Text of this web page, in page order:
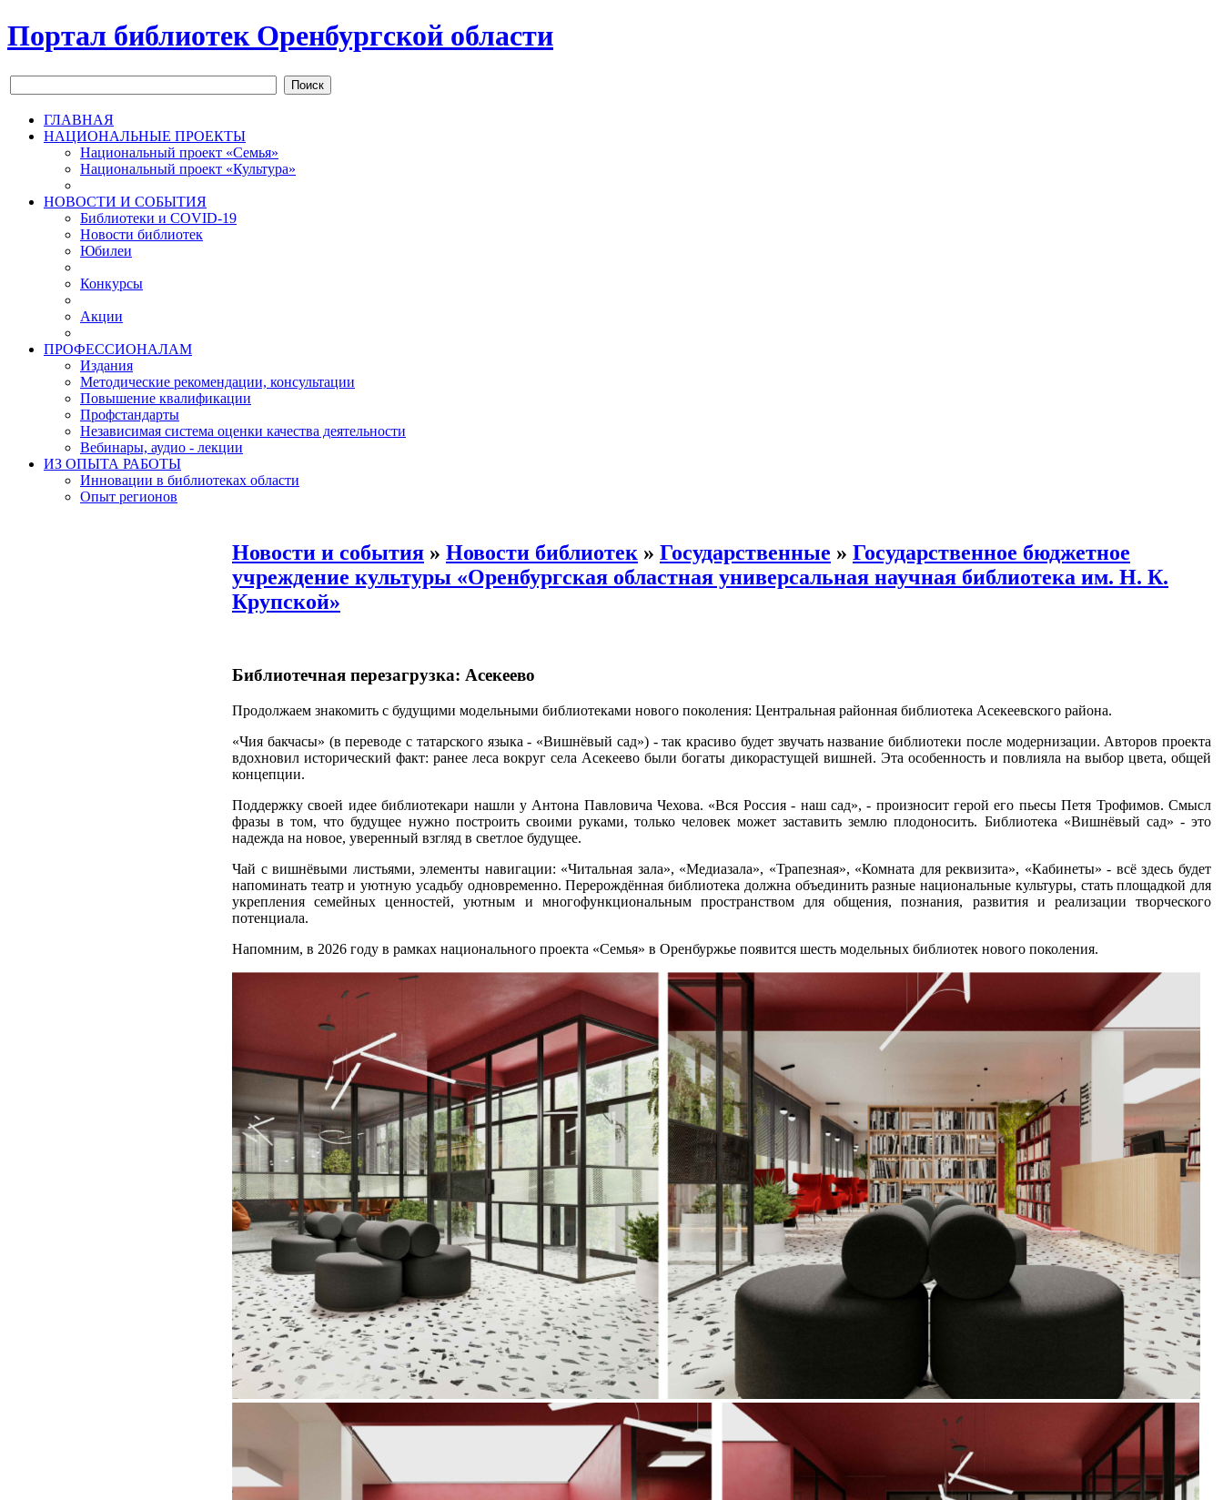
Портал библиотек Оренбургской области
Поиск
ГЛАВНАЯ
НАЦИОНАЛЬНЫЕ ПРОЕКТЫ
Национальный проект «Семья»
Национальный проект «Культура»
НОВОСТИ И СОБЫТИЯ
Библиотеки и COVID-19
Новости библиотек
Юбилеи
Конкурсы
Акции
ПРОФЕССИОНАЛАМ
Издания
Методические рекомендации, консультации
Повышение квалификации
Профстандарты
Независимая система оценки качества деятельности
Вебинары, аудио - лекции
ИЗ ОПЫТА РАБОТЫ
Инновации в библиотеках области
Опыт регионов
Новости и события » Новости библиотек » Государственные » Государственное бюджетное
учреждение культуры «Оренбургская областная универсальная научная библиотека им. Н. К.
Крупской»
Библиотечная перезагрузка: Асекеево
Продолжаем знакомить с будущими модельными библиотеками нового поколения: Центральная районная библиотека Асекеевского района.
«Чия бакчасы» (в переводе с татарского языка - «Вишнёвый сад») - так красиво будет звучать название библиотеки после модернизации. Авторов проекта
вдохновил исторический факт: ранее леса вокруг села Асекеево были богаты дикорастущей вишней. Эта особенность и повлияла на выбор цвета, общей
концепции.
Поддержку своей идее библиотекари нашли у Антона Павловича Чехова. «Вся Россия - наш сад», - произносит герой его пьесы Петя Трофимов. Смысл
фразы в том, что будущее нужно построить своими руками, только человек может заставить землю плодоносить. Библиотека «Вишнёвый сад» - это
надежда на новое, уверенный взгляд в светлое будущее.
Чай с вишнёвыми листьями, элементы навигации: «Читальная зала», «Медиазала», «Трапезная», «Комната для реквизита», «Кабинеты» - всё здесь будет
напоминать театр и уютную усадьбу одновременно. Перерождённая библиотека должна объединить разные национальные культуры, стать площадкой для
укрепления семейных ценностей, уютным и многофункциональным пространством для общения, познания, развития и реализации творческого
потенциала.
Напомним, в 2026 году в рамках национального проекта «Семья» в Оренбуржье появится шесть модельных библиотек нового поколения.